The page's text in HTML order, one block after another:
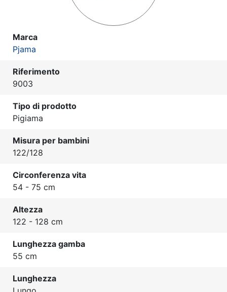
Marca
Pjama
Riferimento
9003
Tipo di prodotto
Pigiama
Misura per bambini
122/128
Circonferenza vita
54 - 75 cm
Altezza
122 - 128 cm
Lunghezza gamba
55 cm
Lunghezza